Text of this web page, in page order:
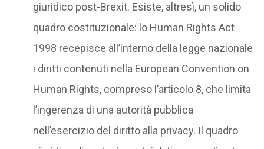
giuridico post-Brexit. Esiste, altresì, un solido
quadro costituzionale: lo Human Rights Act
1998 recepisce all’interno della legge nazionale
i diritti contenuti nella European Convention on
Human Rights, compreso l’articolo 8, che limita
l’ingerenza di una autorità pubblica
nell’esercizio del diritto alla privacy. Il quadro